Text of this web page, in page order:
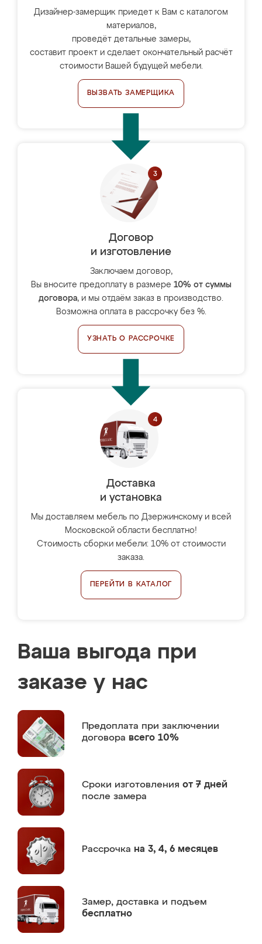
Дизайнер-замерщик приедет к Вам с каталогом
материалов,
проведёт детальные замеры,
составит проект и сделает окончательный расчёт
стоимости Вашей будущей мебели.
ВЫЗВАТЬ ЗАМЕРЩИКА
Договор
и изготовление
Заключаем договор,
Вы вносите предоплату в размере 10% от суммы
договора, и мы отдаём заказ в производство.
Возможна оплата в рассрочку без %.
УЗНАТЬ О РАССРОЧКЕ
Доставка
и установка
Мы доставляем мебель по Дзержинскому и всей
Московской области бесплатно!
Стоимость сборки мебели: 10% от стоимости
заказа.
ПЕРЕЙТИ В КАТАЛОГ
Ваша выгода при
заказе у нас
Предоплата при заключении
договора всего 10%
Сроки изготовления от 7 дней
после замера
Рассрочка на 3, 4, 6 месяцев
Замер, доставка и подъем
бесплатно